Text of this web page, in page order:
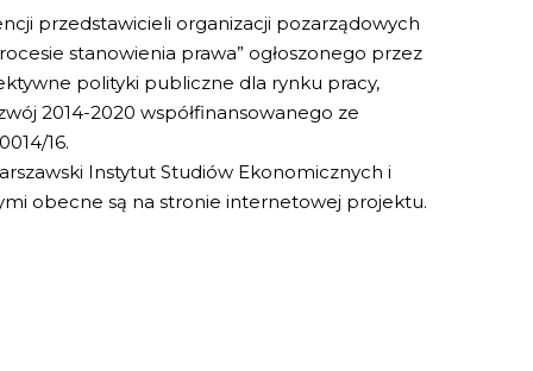
przedstawicieli organizacji pozarządowych
stanowienia prawa” ogłoszonego przez
polityki publiczne dla rynku pracy,
2014-2020 współfinansowanego ze
16.
Instytut Studiów Ekonomicznych i
obecne są na stronie internetowej projektu.